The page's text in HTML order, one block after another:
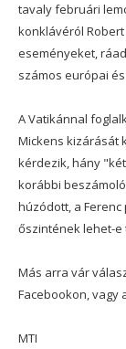
tavaly februári
konklávéról
eseményeket,
számos európai
A Vatikánnal
Mickens kizárását
kérdezik, hány
korábbi
húzódott, a
őszintének lehet-e
Más arra vár
Facebookon, vagy
MTI